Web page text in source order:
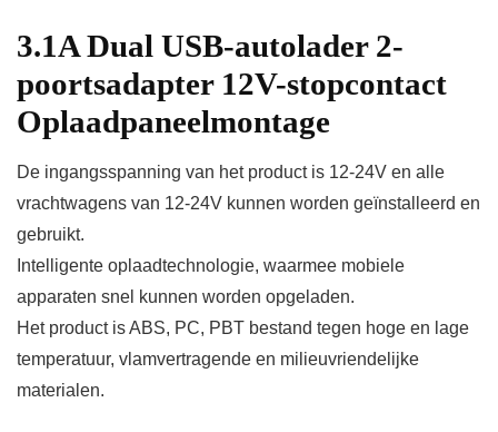
3.1A Dual USB-autolader 2-
poortsadapter 12V-stopcontact
Oplaadpaneelmontage
De ingangsspanning van het product is 12-24V en alle
vrachtwagens van 12-24V kunnen worden geïnstalleerd en
gebruikt.
Intelligente oplaadtechnologie, waarmee mobiele
apparaten snel kunnen worden opgeladen.
Het product is ABS, PC, PBT bestand tegen hoge en lage
temperatuur, vlamvertragende en milieuvriendelijke
materialen.